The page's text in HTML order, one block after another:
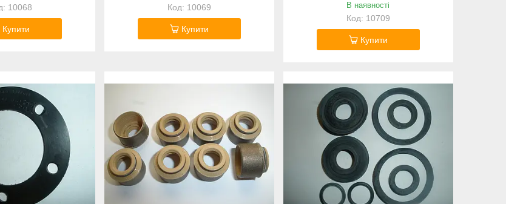
10068
Купити
10069
Купити
В наявності
10709
Купити